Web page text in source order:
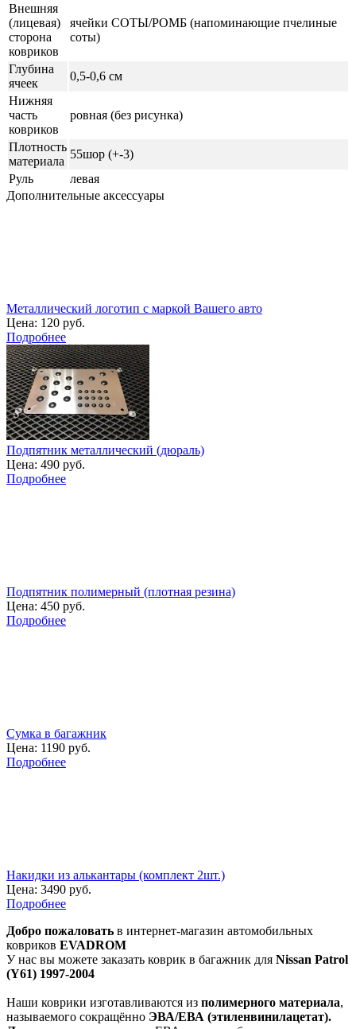
Внешняя
(лицевая)
сторона
ковриков
ячейки СОТЫ/РОМБ (напоминающие пчелиные
соты)
Глубина
ячеек
0,5-0,6 см
Нижняя
часть
ковриков
ровная (без рисунка)
Плотность
материала
55шор (+-3)
Руль
левая
Дополнительные аксессуары
Металлический логотип с маркой Вашего авто
Цена: 120 руб.
Подробнее
Подпятник металлический (дюраль)
Цена: 490 руб.
Подробнее
Подпятник полимерный (плотная резина)
Цена: 450 руб.
Подробнее
Сумка в багажник
Цена: 1190 руб.
Подробнее
Накидки из алькантары (комплект 2шт.)
Цена: 3490 руб.
Подробнее
Добро пожаловать в интернет-магазин автомобильных
ковриков EVADROM
У нас вы можете заказать коврик в багажник для Nissan Patrol
(Y61) 1997-2004
Наши коврики изготавливаются из полимерного материала,
называемого сокращённо ЭВА/ЕВА (этиленвинилацетат).